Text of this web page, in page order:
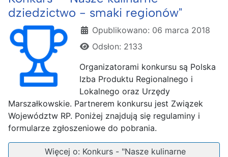
dziedzictwo - smaki regionów"
Szczegóły
Opublikowano: 06 marca 2018
Odsłon: 2133
Organizatorami konkursu są Polska
Izba Produktu Regionalnego i
Lokalnego oraz Urzędy
Marszałkowskie. Partnerem konkursu jest Związek
Województw RP. Poniżej znajdują się regulaminy i
formularze zgłoszeniowe do pobrania.
Więcej o: Konkurs - "Nasze kulinarne